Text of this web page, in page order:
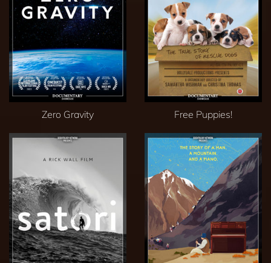
Zero Gravity Free Puppies!